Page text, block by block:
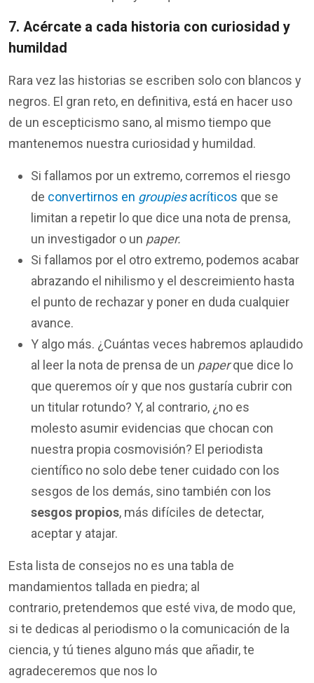
7. Acércate a cada historia con curiosidad y
humildad
Rara vez las historias se escriben solo con blancos y
negros. El gran reto, en definitiva, está en hacer uso
de un escepticismo sano, al mismo tiempo que
mantenemos nuestra curiosidad y humildad.
Si fallamos por un extremo, corremos el riesgo
de convertirnos en groupiesacríticos que se
limitan a repetir lo que dice una nota de prensa,
un investigador o un paper.
Si fallamos por el otro extremo, podemos acabar
abrazando el nihilismo y el descreimiento hasta
el punto de rechazar y poner en duda cualquier
avance.
Y algo más. ¿Cuántas veces habremos aplaudido
al leer la nota de prensa de un paperque dice lo
que queremos oír y que nos gustaría cubrir con
un titular rotundo? Y, al contrario, ¿no es
molesto asumir evidencias que chocan con
nuestra propia cosmovisión? El periodista
científico no solo debe tener cuidado con los
sesgos de los demás, sino también con los
sesgos propios, más difíciles de detectar,
aceptar y atajar.
Esta lista de consejos no es una tabla de
mandamientos tallada en piedra; al
contrario, pretendemos que esté viva, de modo que,
si te dedicas al periodismo o la comunicación de la
ciencia, y tú tienes alguno más que añadir, te
agradeceremos que nos lo